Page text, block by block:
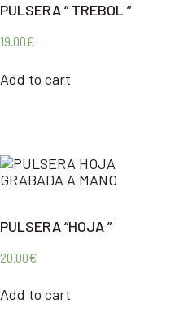
PULSERA “ TREBOL ”
19.00€
Add to cart
PULSERA “HOJA ”
20.00€
Add to cart